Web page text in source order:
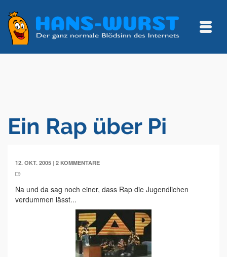
Ein Rap über Pi
12. OKT. 2005 | 2 KOMMENTARE
Na und da sag noch einer, dass Rap die Jugendlichen
verdummen lässt...